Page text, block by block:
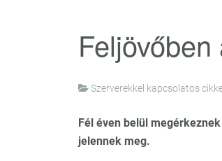
Szerverekkel kapcsolatos
Fél éven belül
jelennek meg.